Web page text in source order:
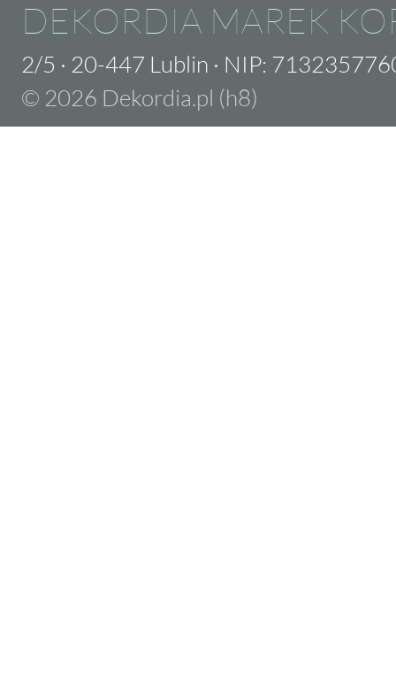
DEKORDIA MAREK
2/5 · 20-447 Lublin · NIP:
© 2026 Dekordia.pl (h8)